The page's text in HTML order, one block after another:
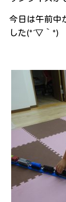
今日は午前中
した(*´▽｀*)